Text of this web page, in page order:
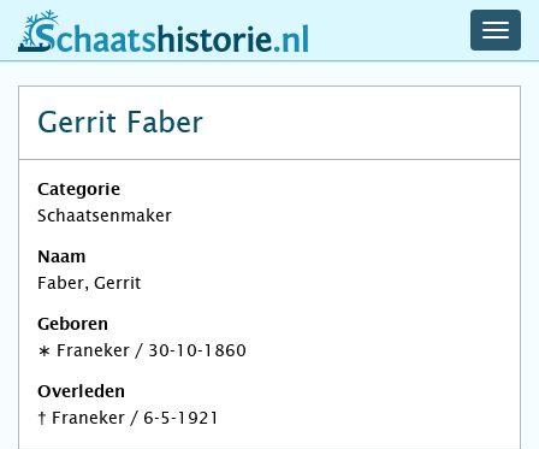
schaatshistorie.nl
Gerrit Faber
Categorie
Schaatsenmaker
Naam
Faber, Gerrit
Geboren
∗ Franeker / 30-10-1860
Overleden
† Franeker / 6-5-1921